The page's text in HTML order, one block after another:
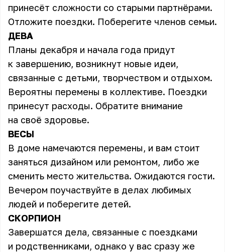
принесёт сложности со старыми партнёрами.
Отложите поездки. Поберегите членов семьи.
ДЕВА
Планы декабря и начала года придут
к завершению, возникнут новые идеи,
связанные с детьми, творчеством и отдыхом.
Вероятны перемены в коллективе. Поездки
принесут расходы. Обратите внимание
на своё здоровье.
ВЕСЫ
В доме намечаются перемены, и вам стоит
заняться дизайном или ремонтом, либо же
сменить место жительства. Ожидаются гости.
Вечером поучаствуйте в делах любимых
людей и поберегите детей.
СКОРПИОН
Завершатся дела, связанные с поездками
и родственниками, однако у вас сразу же